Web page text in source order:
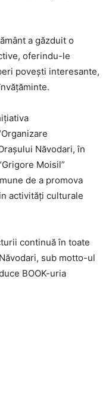
a găzduit o
oferindu-le
povești interesante,
Năvodari, în
Moisil”
de a promova
activități culturale
continuă în toate
sub motto-ul
BOOK-uria